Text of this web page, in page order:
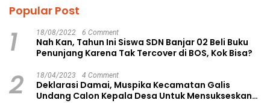
Popular Post
1 18/08/2022 6 Comment
Nah Kan, Tahun Ini Siswa SDN Banjar 02 Beli Buku
Penunjang Karena Tak Tercover di BOS, Kok Bisa?
2 18/04/2023 4 Comment
Deklarasi Damai, Muspika Kecamatan Galis
Undang Calon Kepala Desa Untuk Mensukseskan